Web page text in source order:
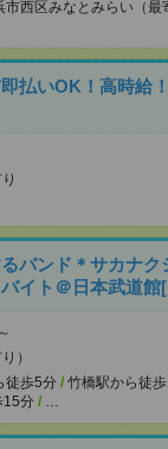
市西区みなとみらい（最
払いOK！高時給
バンド＊サカナ
イト＠日本武道館
）
徒歩5分 / 竹橋駅から徒
15分 / …